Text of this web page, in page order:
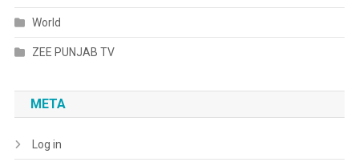
World
ZEE PUNJAB TV
META
Log in